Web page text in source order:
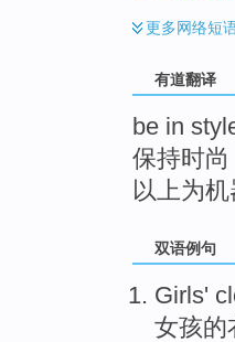
更多网络短
有道翻译
be in
保持时尚
以上为
双语例句
Girls'
女孩的